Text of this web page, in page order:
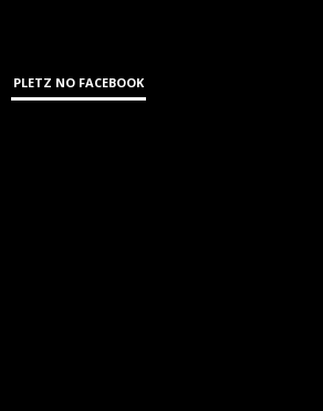
PLETZ NO FACEBOOK